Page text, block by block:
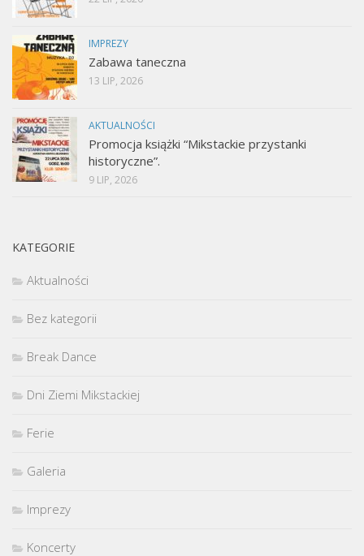
IMPREZY
Zabawa taneczna
13 LIP, 2026
AKTUALNOŚCI
Promocja książki “Mikstackie przystanki
historyczne”.
9 LIP, 2026
KATEGORIE
Aktualności
Bez kategorii
Break Dance
Dni Ziemi Mikstackiej
Ferie
Galeria
Imprezy
Koncerty